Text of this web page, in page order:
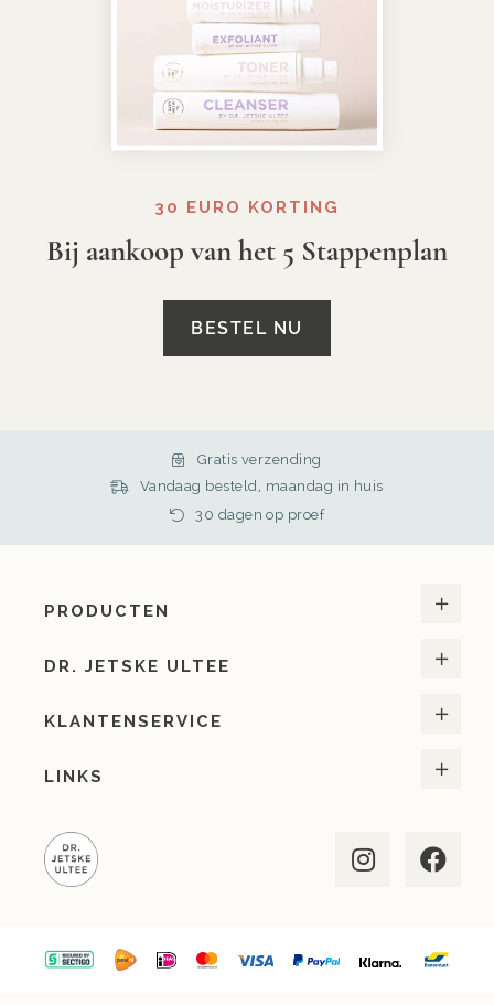
30 EURO KORTING
Bij aankoop van het 5 Stappenplan
BESTEL NU
Gratis verzending
Vandaag besteld, maandag in huis
30 dagen op proef
PRODUCTEN
DR. JETSKE ULTEE
KLANTENSERVICE
LINKS